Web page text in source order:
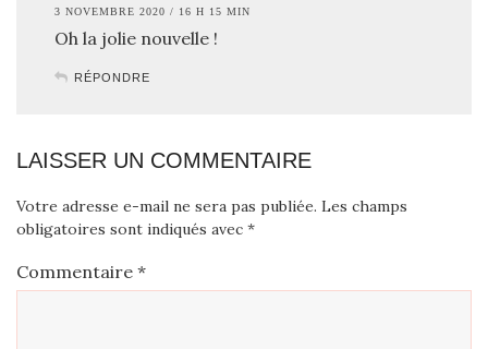
3 NOVEMBRE 2020 / 16 H 15 MIN
Oh la jolie nouvelle !
RÉPONDRE
LAISSER UN COMMENTAIRE
Votre adresse e-mail ne sera pas publiée. Les champs
obligatoires sont indiqués avec *
Commentaire *